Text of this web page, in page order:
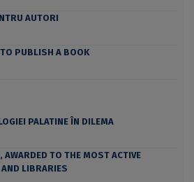
AUTORI
PUBLISH A BOOK
PALATINE ÎN DILEMA
AWARDED TO THE MOST ACTIVE
LIBRARIES